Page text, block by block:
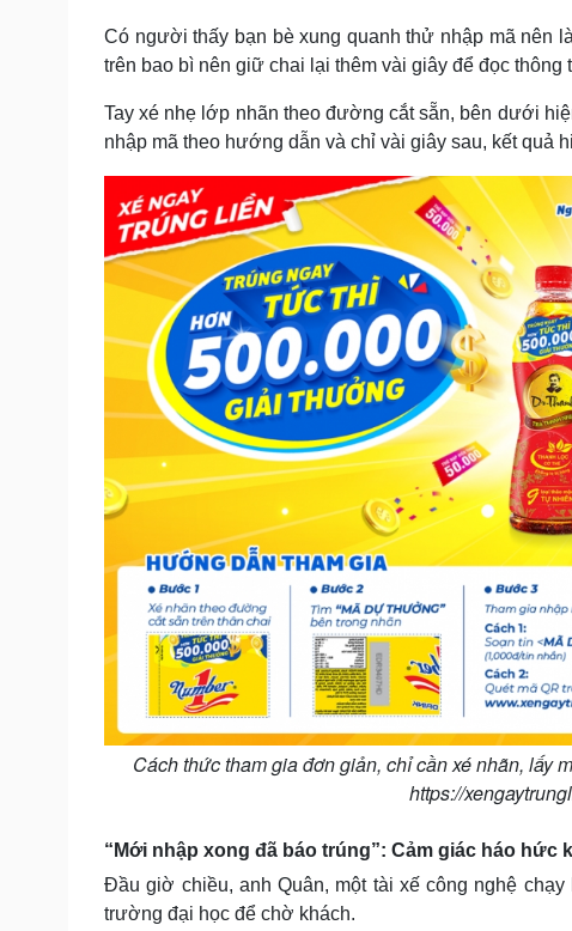
Có người thấy bạn bè xung quanh thử nhập mã nên
trên bao bì nên giữ chai lại thêm vài giây để đọc
Tay xé nhẹ lớp nhãn theo đường cắt sẵn, bên dưới
nhập mã theo hướng dẫn và chỉ vài giây sau, kết quả
Cách thức tham gia đơn giản, chỉ cần xé nhãn, lấy
https://
“Mới nhập xong đã báo trúng”: Cảm giác háo
Đầu giờ chiều, anh Quân, một tài xế công nghệ
trường đại học để chờ khách.